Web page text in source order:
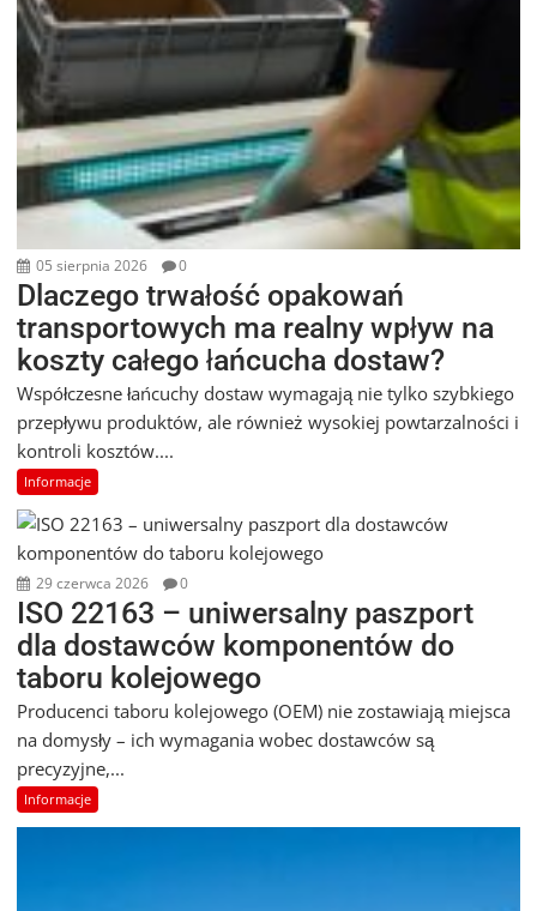
05 sierpnia 2026 0
Dlaczego trwałość opakowań
transportowych ma realny wpływ na
koszty całego łańcucha dostaw?
Współczesne łańcuchy dostaw wymagają nie tylko szybkiego
przepływu produktów, ale również wysokiej powtarzalności i
kontroli kosztów....
Informacje
29 czerwca 2026 0
ISO 22163 – uniwersalny paszport
dla dostawców komponentów do
taboru kolejowego
Producenci taboru kolejowego (OEM) nie zostawiają miejsca
na domysły – ich wymagania wobec dostawców są
precyzyjne,...
Informacje